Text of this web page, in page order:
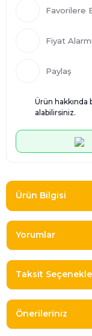
Fiyat Alarmı
Paylaş
Ürün hakkında
alabilirsiniz.
Ürün Bilgisi
Yorumlar
Taksit
Önerileriniz